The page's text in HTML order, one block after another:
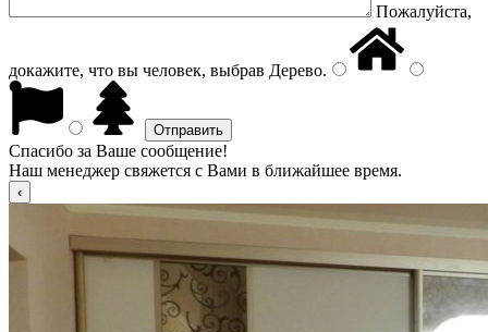
Пожалуйста,
докажите, что вы человек, выбрав Дерево.
Спасибо за Ваше сообщение!
Наш менеджер свяжется с Вами в ближайшее время.